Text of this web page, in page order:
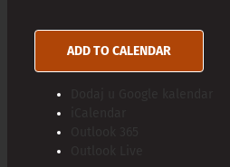
ADD TO CALENDAR